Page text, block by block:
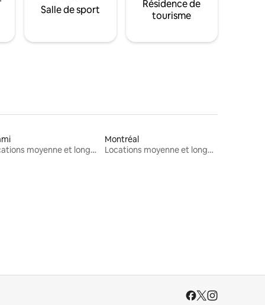
Salle de sport
Résidence de
tourisme
Locations moyenne et longue durée
Montréal
Locations moyenne et longue durée